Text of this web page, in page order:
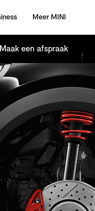
Meer MINI
Maak een afspraak